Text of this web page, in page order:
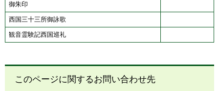
御朱印
西国三十三所御詠歌
観音霊験記西国巡礼
このページに関するお問い合わせ先